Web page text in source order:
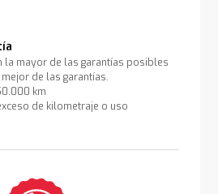
la mayor de las garantías posibles
mejor de las garantías.
km
de kilometraje o uso